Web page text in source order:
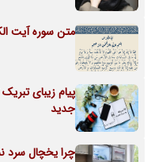
متن سوره آیت
جدید
چرا یخچال سرد